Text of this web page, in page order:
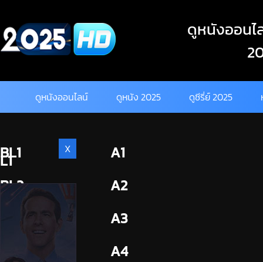
content
ดูหนังออนไ
ดูหนังออนไลน์ ดูหนัง 2025 ดูซีรี่ย์ 2025
BL1
BL2
A1
A2
A3
A4
X
L1